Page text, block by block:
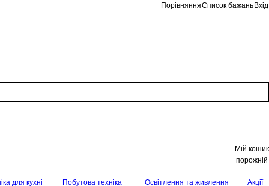
ПорівнянняСписок бажань Вхід
Мій кошик
порожній
для кухні Побутова техніка Освітлення та живлення Акції